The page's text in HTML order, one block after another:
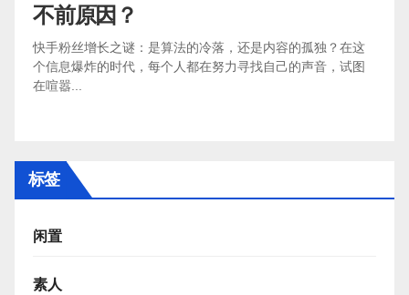
不前原因？
快手粉丝增长之谜：是算法的冷落，还是内容的孤独？在这
个信息爆炸的时代，每个人都在努力寻找自己的声音，试图
在喧嚣...
标签
闲置
素人